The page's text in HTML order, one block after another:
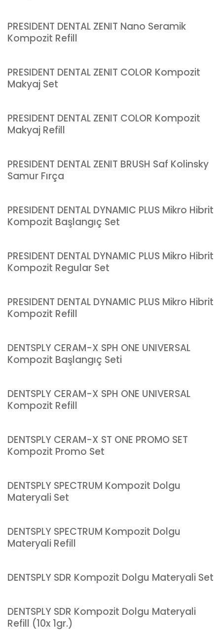
PRESIDENT DENTAL ZENIT Nano Seramik
Kompozit Refill
PRESIDENT DENTAL ZENIT COLOR Kompozit
Makyaj Set
PRESIDENT DENTAL ZENIT COLOR Kompozit
Makyaj Refill
PRESIDENT DENTAL ZENIT BRUSH Saf Kolinsky
Samur Fırça
PRESIDENT DENTAL DYNAMIC PLUS Mikro Hibrit
Kompozit Başlangıç Set
PRESIDENT DENTAL DYNAMIC PLUS Mikro Hibrit
Kompozit Regular Set
PRESIDENT DENTAL DYNAMIC PLUS Mikro Hibrit
Kompozit Refill
DENTSPLY CERAM-X SPH ONE UNIVERSAL
Kompozit Başlangıç Seti
DENTSPLY CERAM-X SPH ONE UNIVERSAL
Kompozit Refill
DENTSPLY CERAM-X ST ONE PROMO SET
Kompozit Promo Set
DENTSPLY SPECTRUM Kompozit Dolgu
Materyali Set
DENTSPLY SPECTRUM Kompozit Dolgu
Materyali Refill
DENTSPLY SDR Kompozit Dolgu Materyali Set
DENTSPLY SDR Kompozit Dolgu Materyali
Refill (10x 1gr.)